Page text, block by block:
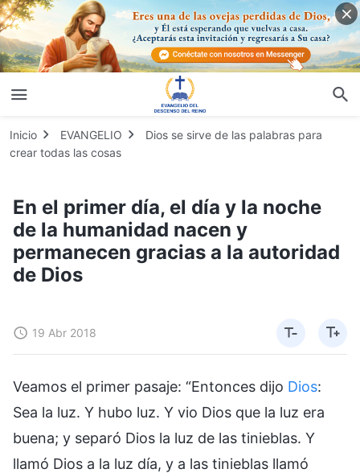
Inicio EVANGELIO
Dios se sirve de las palabras para
crear todas las cosas
En el primer día, el día y la noche
de la humanidad nacen y
permanecen gracias a la autoridad
de Dios
19 Abr 2018
Veamos el primer pasaje: “Entonces dijo Dios:
Sea la luz. Y hubo luz. Y vio Dios que la luz era
buena; y separó Dios la luz de las tinieblas. Y
llamó Dios a la luz día, y a las tinieblas llamó